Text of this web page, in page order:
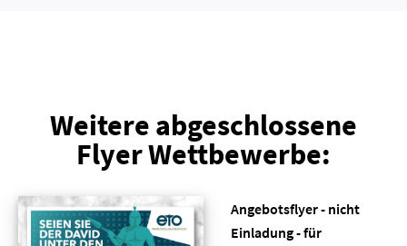
Weitere abgeschlossene
Flyer Wettbewerbe:
Angebotsflyer - nicht
Einladung - für